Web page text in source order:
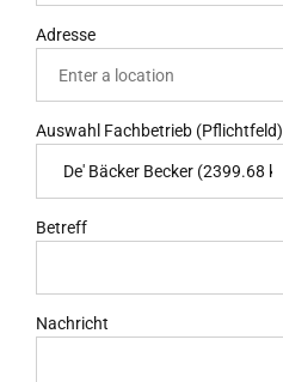
Adresse
Auswahl Fachbetrieb (Pflichtfeld)
Betreff
Nachricht